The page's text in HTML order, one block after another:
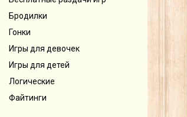
Бродилки
Гонки
Игры для девочек
Игры для детей
Логические
Файтинги